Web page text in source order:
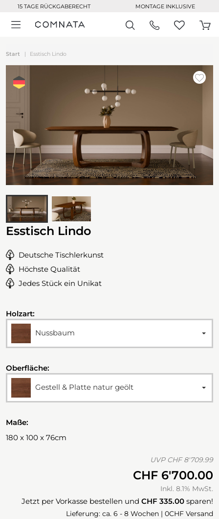
15 TAGE RÜCKGABERECHT MONTAGE INKLUSIVE
Start Esstisch Lindo
Esstisch Lindo
Deutsche Tischlerkunst
Höchste Qualität
Jedes Stück ein Unikat
Holzart:
Nussbaum
Oberfläche:
Gestell & Platte natur geölt
Maße:
180 x 100 x 76cm
UVP CHF 8'709.99
CHF 6'700.00
Inkl. 8.1% MwSt.
Jetzt per Vorkasse bestellen und CHF 335.00 sparen!
Lieferung: ca. 6 - 8 Wochen | 0CHF Versand